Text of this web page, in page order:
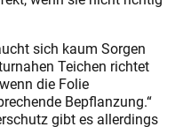
sich kaum Sorgen
Teichen richtet
die Folie
Bepflanzung.“
gibt es allerdings